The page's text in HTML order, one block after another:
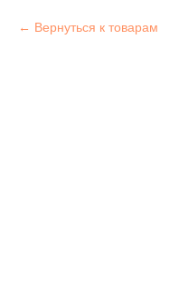
Вернуться к товарам